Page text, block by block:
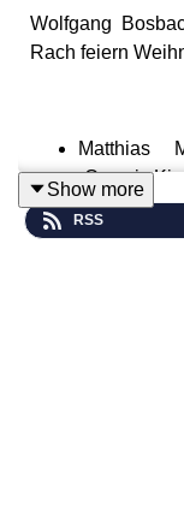
Wolfgang
Rach feiern
Matthias
„Cosmic
Pinar
Florian
Show more
RSS